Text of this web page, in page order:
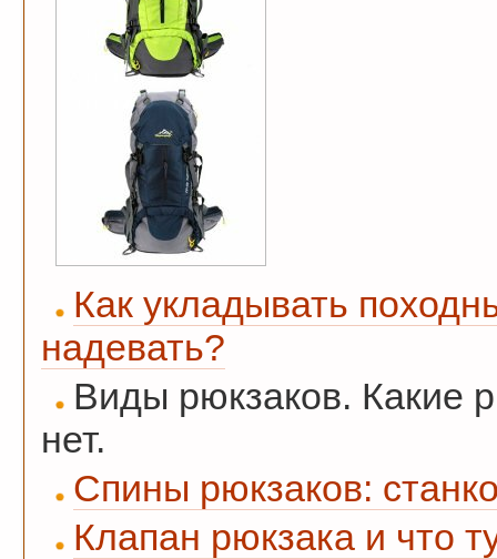
Как укладывать
надевать?
Виды рюкзаков. Какие
нет.
Спины рюкзаков:
Клапан рюкзака и что